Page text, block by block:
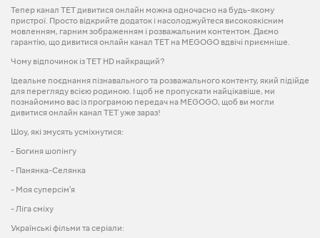
Тепер канал ТЕТ дивитися онлайн можна одночасно на будь-якому
пристрої. Просто відкрийте додаток і насолоджуйтеся високоякісним
мовленням, гарним зображенням і розважальним контентом. Даємо
гарантію, що дивитися онлайн канал ТЕТ на MEGOGO вдвічі приємніше.
Чому відпочинок із ТЕТ HD найкращий?
Ідеальне поєднання пізнавального та розважального контенту, який підійде
для перегляду всією родиною. І щоб не пропускати найцікавіше, ми
познайомимо вас із програмою передач на MEGOGO, щоб ви могли
дивитися онлайн канал ТЕТ уже зараз!
Шоу, які змусять усміхнутися:
- Богиня шопінгу
- Панянка-Селянка
- Моя суперсім’я
- Ліга сміху
Українські фільми та серіали: